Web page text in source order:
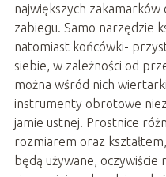
największych
zabiegu. Samo narzędzie
natomiast końcówki-
siebie, w zależności od
można wśród nich
instrumenty obrotowe
jamie ustnej. Prostnice
rozmiarem oraz
będą używane,